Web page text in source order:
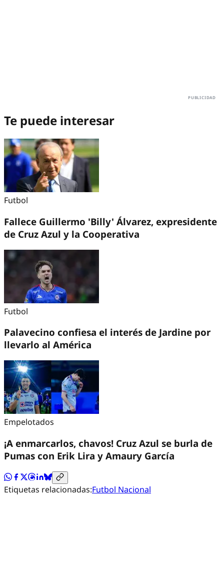
Te puede interesar
Futbol
Fallece Guillermo 'Billy' Álvarez, expresidente
de Cruz Azul y la Cooperativa
Futbol
Palavecino confiesa el interés de Jardine por
llevarlo al América
Empelotados
¡A enmarcarlos, chavos! Cruz Azul se burla de
Pumas con Erik Lira y Amaury García
Etiquetas relacionadas:Futbol Nacional